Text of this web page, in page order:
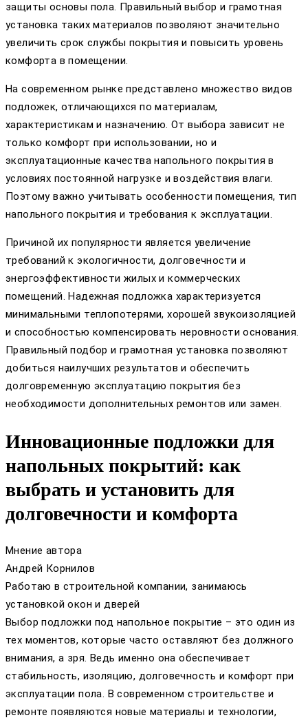
защиты основы пола. Правильный выбор и грамотная
установка таких материалов позволяют значительно
увеличить срок службы покрытия и повысить уровень
комфорта в помещении.
На современном рынке представлено множество видов
подложек, отличающихся по материалам,
характеристикам и назначению. От выбора зависит не
только комфорт при использовании, но и
эксплуатационные качества напольного покрытия в
условиях постоянной нагрузке и воздействия влаги.
Поэтому важно учитывать особенности помещения, тип
напольного покрытия и требования к эксплуатации.
Причиной их популярности является увеличение
требований к экологичности, долговечности и
энергоэффективности жилых и коммерческих
помещений. Надежная подложка характеризуется
минимальными теплопотерями, хорошей звукоизоляцией
и способностью компенсировать неровности основания.
Правильный подбор и грамотная установка позволяют
добиться наилучших результатов и обеспечить
долговременную эксплуатацию покрытия без
необходимости дополнительных ремонтов или замен.
Инновационные подложки для
напольных покрытий: как
выбрать и установить для
долговечности и комфорта
Мнение автора
Андрей Корнилов
Работаю в строительной компании, занимаюсь
установкой окон и дверей
Выбор подложки под напольное покрытие – это один из
тех моментов, которые часто оставляют без должного
внимания, а зря. Ведь именно она обеспечивает
стабильность, изоляцию, долговечность и комфорт при
эксплуатации пола. В современном строительстве и
ремонте появляются новые материалы и технологии,